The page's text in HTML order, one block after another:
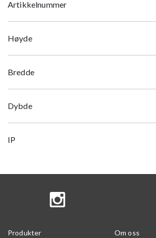
Artikkelnummer
Høyde
Bredde
Dybde
IP
Produkter Om oss